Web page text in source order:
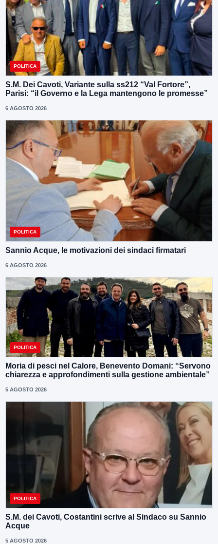
POLITICA
S.M. Dei Cavoti, Variante sulla ss212 “Val Fortore”,
Parisi: “il Governo e la Lega mantengono le promesse”
6 AGOSTO 2026
POLITICA
Sannio Acque, le motivazioni dei sindaci firmatari
6 AGOSTO 2026
POLITICA
Moria di pesci nel Calore, Benevento Domani: “Servono
chiarezza e approfondimenti sulla gestione ambientale”
5 AGOSTO 2026
POLITICA
S.M. dei Cavoti, Costantini scrive al Sindaco su Sannio
Acque
5 AGOSTO 2026